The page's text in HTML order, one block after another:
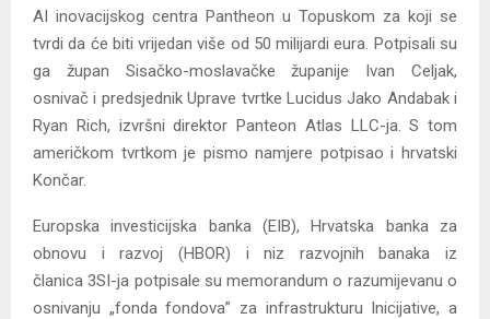
AI inovacijskog centra Pantheon u Topuskom za koji se
tvrdi da će biti vrijedan više od 50 milijardi eura. Potpisali su
ga župan Sisačko-moslavačke županije Ivan Celjak,
osnivač i predsjednik Uprave tvrtke Lucidus Jako Andabak i
Ryan Rich, izvršni direktor Panteon Atlas LLC-ja. S tom
američkom tvrtkom je pismo namjere potpisao i hrvatski
Končar.
Europska investicijska banka (EIB), Hrvatska banka za
obnovu i razvoj (HBOR) i niz razvojnih banaka iz
članica 3SI-ja potpisale su memorandum o razumijevanu o
osnivanju „fonda fondova” za infrastrukturu Inicijative, a